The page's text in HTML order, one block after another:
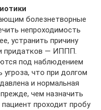
болезнетворные
непроходимость
устранить причину
придатков — ИППП.
под наблюдением
угроза, что при долгом
и нормальная
чем назначить
проходит пробу